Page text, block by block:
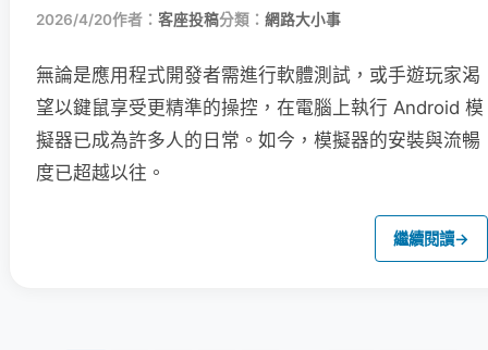
2026/4/20作者： 客座投稿分類： 網路大小事
無論是應用程式開發者需進行軟體測試，或手遊玩家渴
望以鍵鼠享受更精準的操控，在電腦上執行 Android 模
擬器已成為許多人的日常。如今，模擬器的安裝與流暢
度已超越以往。
繼續閱讀→